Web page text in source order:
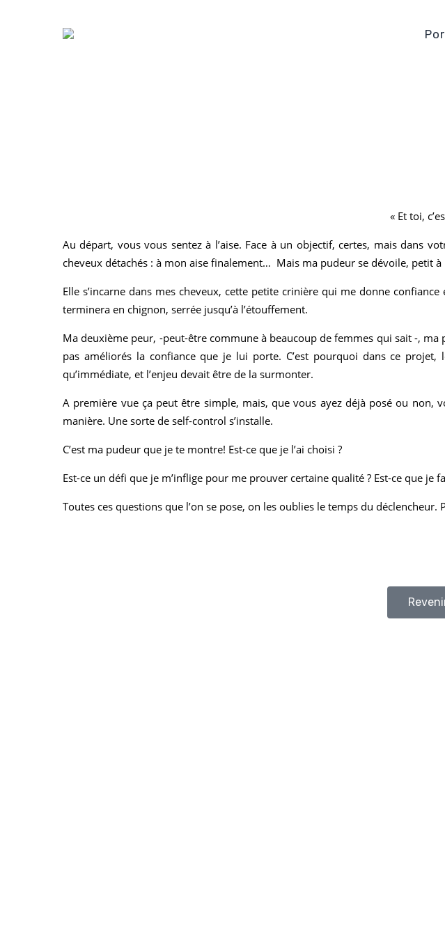
« Et toi,
Au départ, vous vous sentez à l’aise. Face à un objectif, certes, mais dans
cheveux détachés : à mon aise finalement… Mais ma pudeur se dévoile, petit à
Elle s’incarne dans mes cheveux, cette petite crinière qui me donne
terminera en chignon, serrée jusqu’à l’étouffement.
Ma deuxième peur, -peut-être commune à beaucoup de femmes qui sait -,
pas améliorés la confiance que je lui porte. C’est pourquoi dans ce
qu’immédiate, et l’enjeu devait être de la surmonter.
A première vue ça peut être simple, mais, que vous ayez déjà posé ou non,
manière. Une sorte de self-control s’installe.
C’est ma pudeur que je te montre! Est-ce que je l’ai choisi ?
Est-ce un défi que je m’inflige pour me prouver certaine qualité ? Est-ce que
Toutes ces questions que l’on se pose, on les oublies le temps du